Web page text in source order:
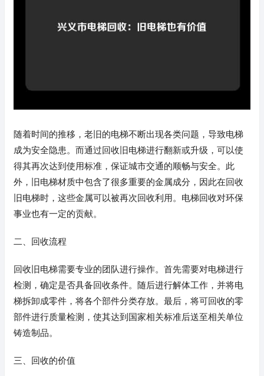
随着时间的推移，老旧的电梯不断出现各类问题，导致电梯
成为安全隐患。而通过回收旧电梯进行翻新或升级，可以使
得其再次达到使用标准，保证城市交通的顺畅与安全。此
外，旧电梯材质中包含了很多重要的金属成分，因此在回收
旧电梯时，这些金属可以被再次回收利用。电梯回收对环保
事业也有一定的贡献。
二、回收流程
回收旧电梯需要专业的团队进行操作。首先需要对电梯进行
检测，确定是否具备回收条件。随后进行解体工作，并将电
梯拆卸成零件，将各个部件分类存放。最后，将可回收的零
部件进行质量检测，使其达到国家相关标准后送至相关单位
铸造制品。
三、回收的价值